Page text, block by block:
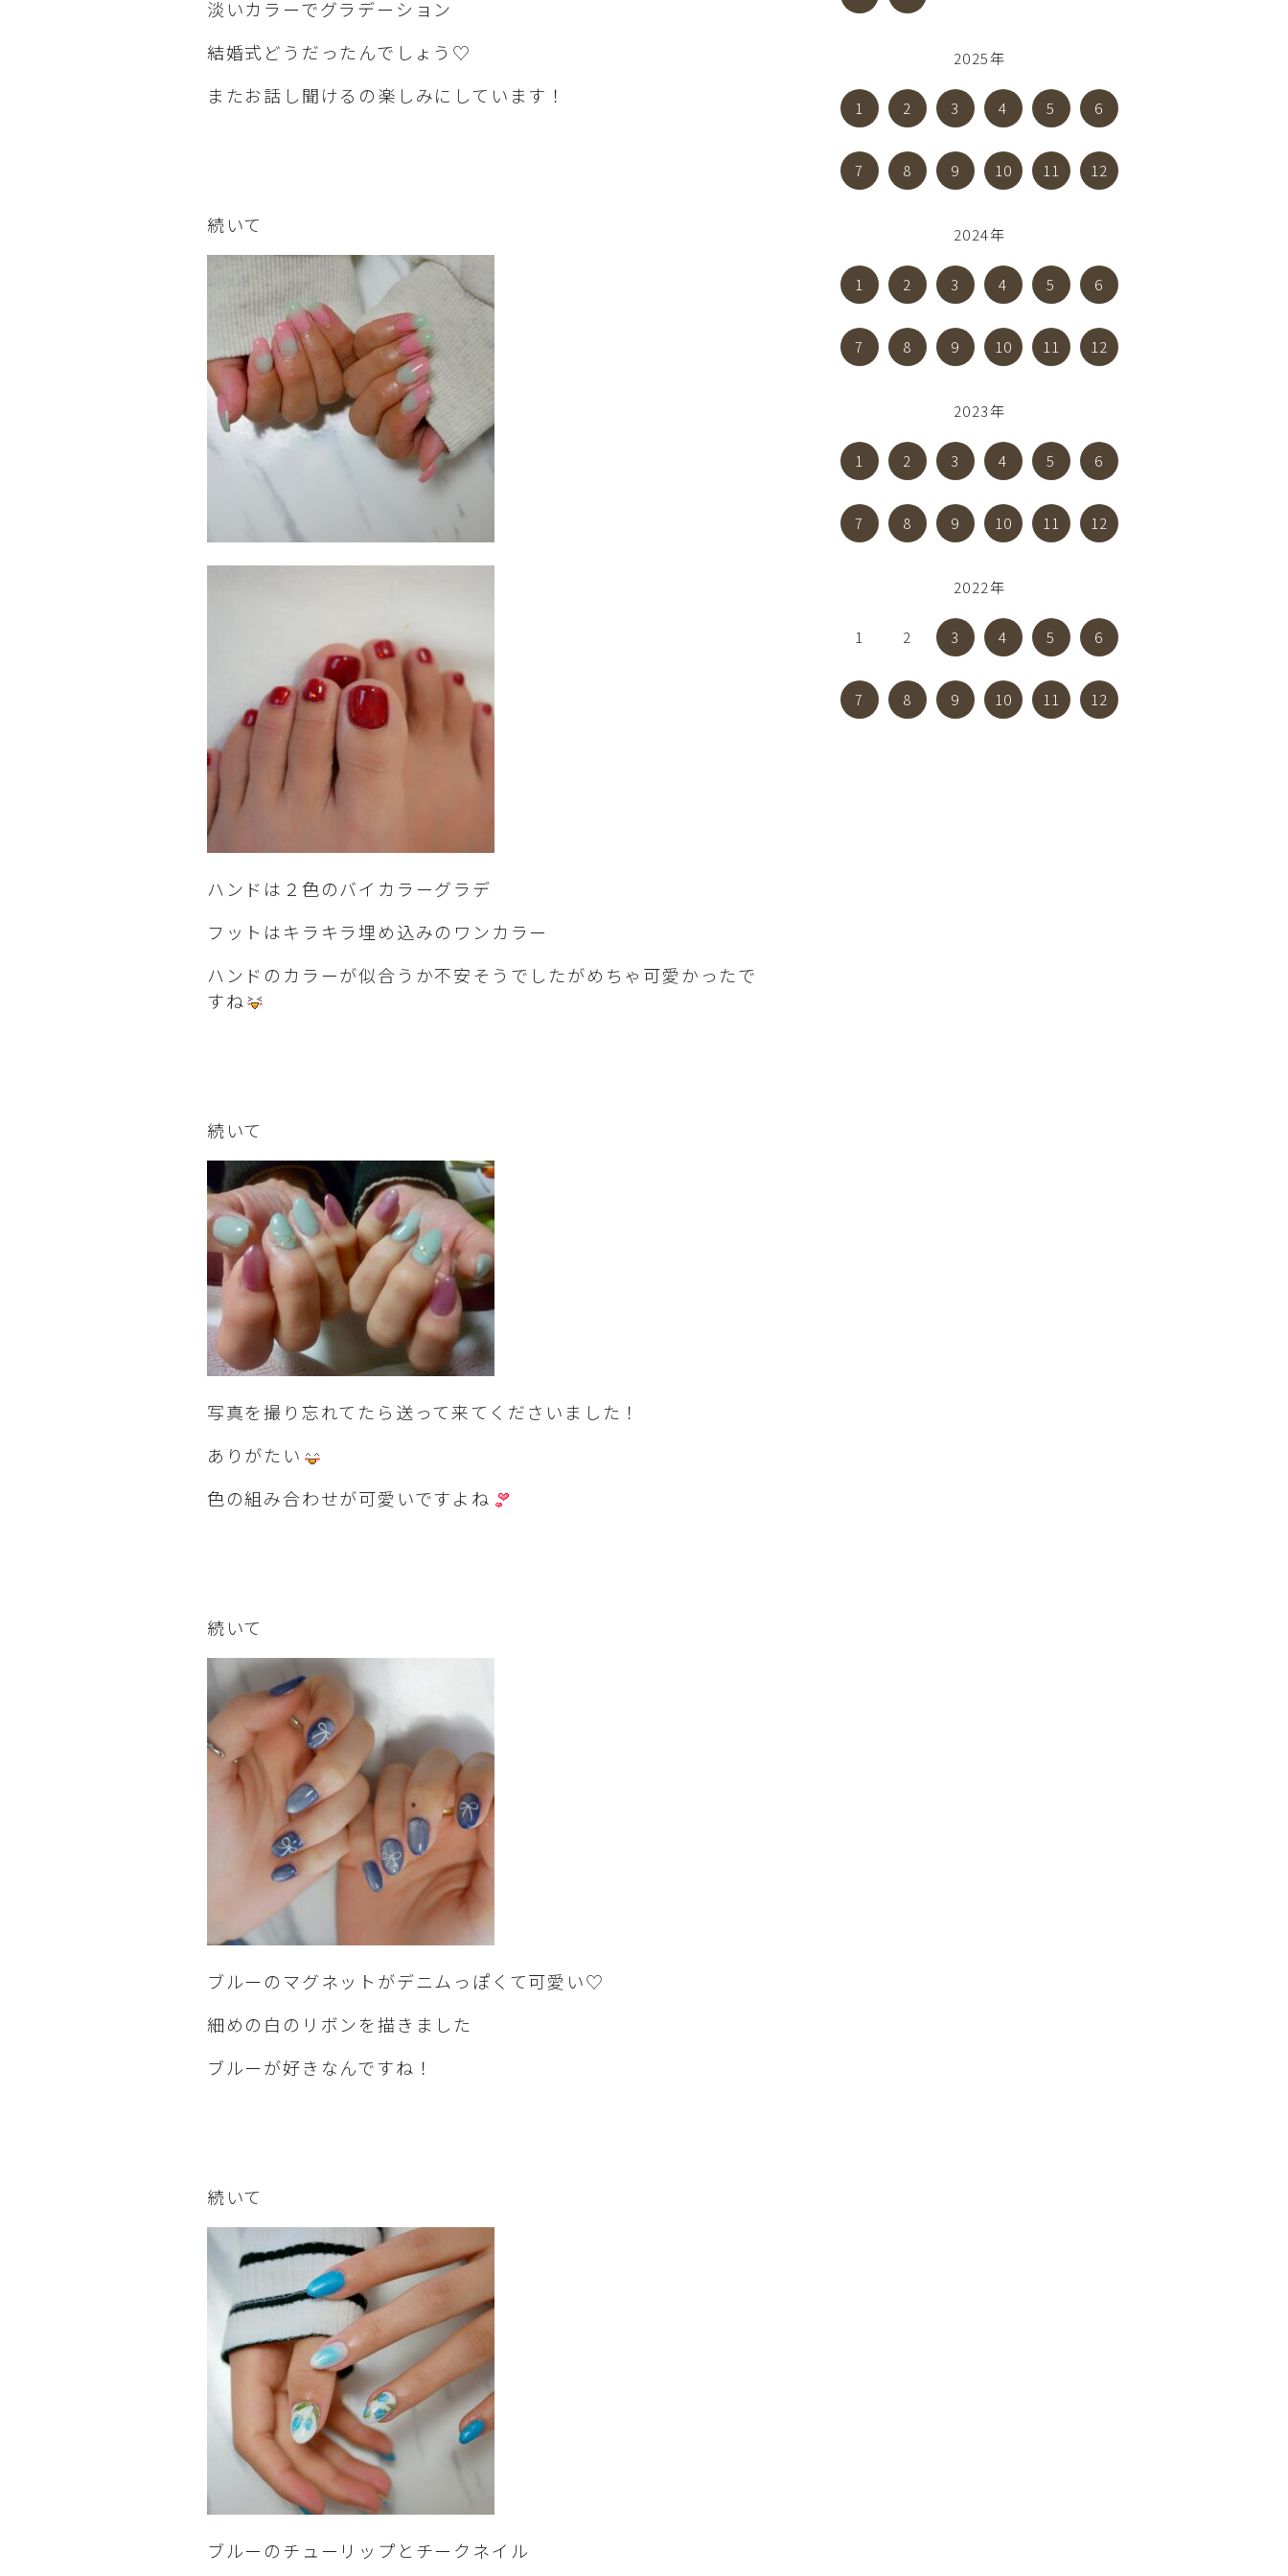
淡いカラーでグラデーション
結婚式どうだったんでしょう♡
またお話し聞けるの楽しみにしています！
続いて
ハンドは２色のバイカラーグラデ
フットはキラキラ埋め込みのワンカラー
ハンドのカラーが似合うか不安そうでしたがめちゃ可愛かったで
すね
続いて
写真を撮り忘れてたら送って来てくださいました！
ありがたい
色の組み合わせが可愛いですよね
続いて
ブルーのマグネットがデニムっぽくて可愛い♡
細めの白のリボンを描きました
ブルーが好きなんですね！
続いて
ブルーのチューリップとチークネイル
2025年
1 2 3 4 5 6
7 8 9 10 11 12
2024年
1 2 3 4 5 6
7 8 9 10 11 12
2023年
1 2 3 4 5 6
7 8 9 10 11 12
2022年
1 2 3 4 5 6
7 8 9 10 11 12